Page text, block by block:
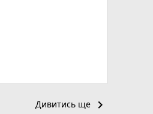
Дивитись ще keyboard_arrow_right